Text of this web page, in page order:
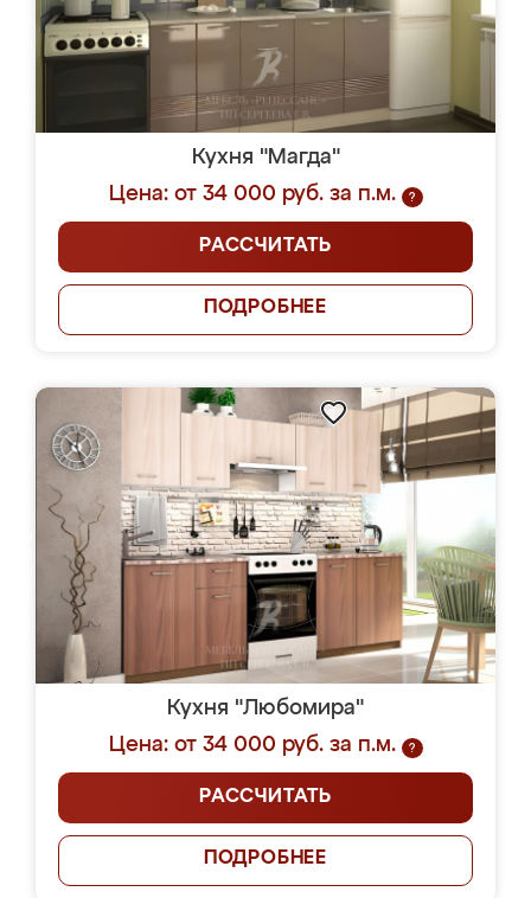
Кухня "Магда"
Цена: от 34 000 руб. за п.м.
?
РАССЧИТАТЬ
ПОДРОБНЕЕ
Кухня "Любомира"
Цена: от 34 000 руб. за п.м.
?
РАССЧИТАТЬ
ПОДРОБНЕЕ